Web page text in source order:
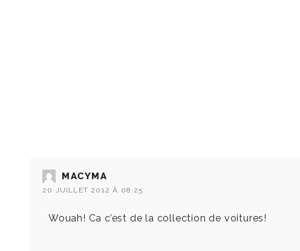
MACYMA
20 JUILLET 2012 À 08:25
Wouah! Ca c’est de la collection de voitures!